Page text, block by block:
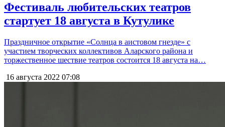
Фестиваль любительских театров
стартует 18 августа в Кутулике
Праздничное открытие «Солнца в аистовом гнезде» с
участием творческих коллективов Аларского района и
торжественное шествие театров состоится 18 августа на…
16 августа 2022 07:08